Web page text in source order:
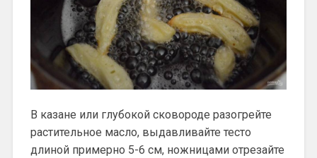
В казане или глубокой сковороде разогрейте
растительное масло, выдавливайте тесто
длиной примерно 5-6 см, ножницами отрезайте